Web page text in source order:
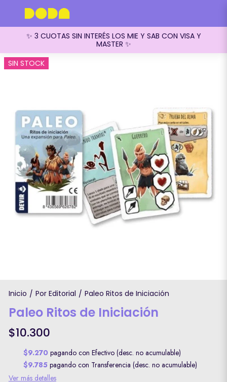
✨ 3 CUOTAS SIN INTERÉS LOS MIE Y SAB CON VISA Y
MASTER ✨
SIN STOCK
Inicio / Por Editorial / Paleo Ritos de Iniciación
Paleo Ritos de Iniciación
$10.300
$9.270 pagando con Efectivo (desc. no acumulable)
$9.785 pagando con Transferencia (desc. no acumulable)
Ver más detalles